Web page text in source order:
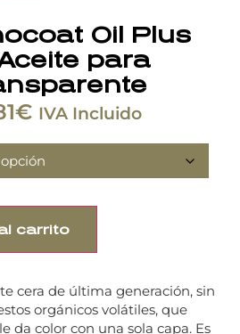
Oil Plus
para
€ IVA Incluido
carrito
cera de última generación, sin
orgánicos volátiles, que
da color con una sola capa. Es